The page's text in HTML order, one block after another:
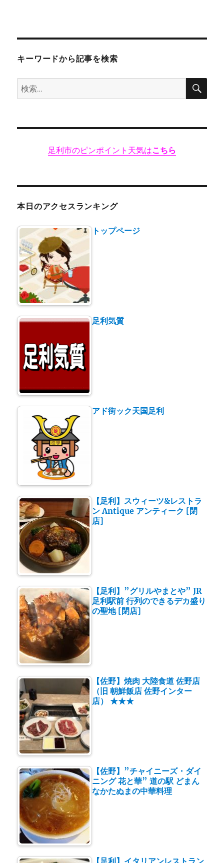
テ
ク
ア
ウ
業
ん
ざ
北
仲
通
り
★★★★
へ
の
キーワードから記事を検索
検
索:
検
足利市のピンポイント天気はこちら
本日のアクセスランキング
トップページ
足利気質
アド街ック天国足利
【足利】スウィーツ&レストラ
ン Antique アンティーク [閉
店]
【足利】”グリルやまとや” JR
足利駅前 行列のできるデカ盛り
の聖地 [閉店]
【佐野】焼肉 大陸食道 佐野店
（旧 朝鮮飯店 佐野インター
店） ★★★
【佐野】”チャイニーズ・ダイ
ニング 花と華” 道の駅 どまん
なかたぬまの中華料理